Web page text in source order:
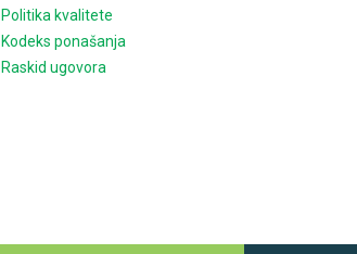
Politika kvalitete
Kodeks ponašanja
Raskid ugovora